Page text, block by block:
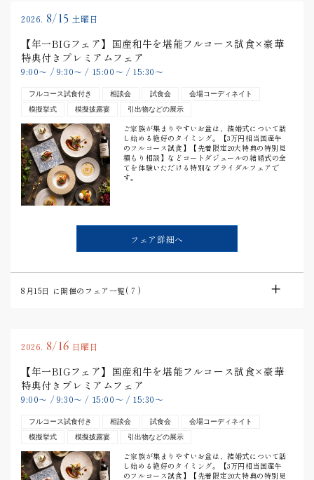
2026. 8/15 土曜日
【年一BIGフェア】国産和牛を堪能フルコース試食×豪華
特典付きプレミアムフェア
9:00〜 / 9:30〜/ 15:00〜 / 15:30〜
フルコース試食付き 相談会 試食会
会場コーディネイト
模擬挙式
模擬披露宴 引出物などの展示
ご家族が集まりやすいお盆は、結婚式について話
し始める絶好のタイミング。【3万円相当国産牛
のフルコース試食】【先着限定20大特典の特別見
積もり相談】などコートダジュールの結婚式の全
てを体験いただける特別なブライダルフェアで
す。
フェア詳細へ
8月15日 に開催のフェア一覧(7 )
2026. 8/16 日曜日
【年一BIGフェア】国産和牛を堪能フルコース試食×豪華
特典付きプレミアムフェア
9:00〜 / 9:30〜 / 15:00〜 / 15:30〜
フルコース試食付き 相談会 試食会
会場コーディネイト
模擬挙式
模擬披露宴 引出物などの展示
ご家族が集まりやすいお盆は、結婚式について話
し始める絶好のタイミング。【3万円相当国産牛
のフルコース試食】【先着限定20大特典の特別見